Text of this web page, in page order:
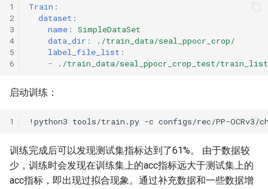
1
2
3
4
5
6
Train :
dataset :
name :
SimpleDataSet
data_dir :
./train_data/seal_ppocr_crop/
label_file_list :
-
./train_data/seal_ppocr_crop_test/
启动训练：
1 !python3 tools/train.py -c
训练完成后可以发现测试集指标达到了61%。 由于数据较
少，训练时会发现在训练集上的acc指标远大于测试集上的
acc指标，即出现过拟合现象。通过补充数据和一些数据增